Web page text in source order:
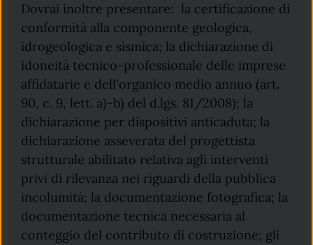
Dovrai inoltre presentare: la certificazione di
conformità alla componente geologica,
idrogeologica e sismica; la dichiarazione di
idoneità tecnico-professionale delle imprese
affidatarie e dell'organico medio annuo (art.
90, c. 9, lett. a)-b) del d.lgs. 81/2008); la
dichiarazione per dispositivi anticaduta; la
dichiarazione asseverata del progettista
strutturale abilitato relativa agli interventi
privi di rilevanza nei riguardi della pubblica
incolumità; la documentazione fotografica; la
documentazione tecnica necessaria al
conteggio del contributo di costruzione; gli